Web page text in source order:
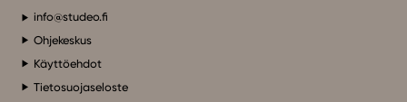
info@studeo.fi
Ohjekeskus
Käyttöehdot
Tietosuojaseloste